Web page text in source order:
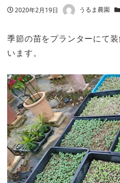
投稿日
2020年2月19日 著者 うるま農園
季節の苗をプランターにて
います。